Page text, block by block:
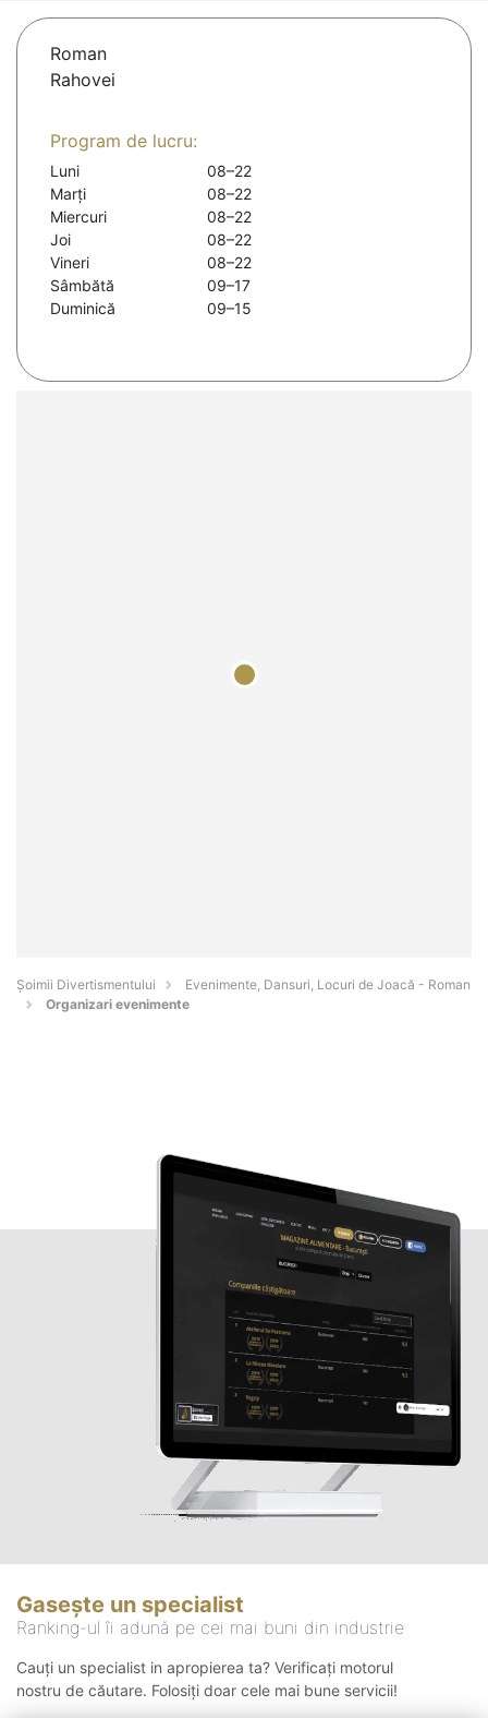
Roman
Rahovei
Program de lucru:
Luni
08–22
Marți
08–22
Miercuri
08–22
Joi
08–22
Vineri
08–22
Sâmbătă
09–17
Duminică
09–15
Şoimii Divertismentului
Evenimente, Dansuri, Locuri de Joacă - Roman
Organizari evenimente
Gasește un specialist
Ranking-ul îi adună pe cei mai buni din industrie
Cauți un specialist in apropierea ta? Verificați motorul
nostru de căutare. Folosiți doar cele mai bune servicii!